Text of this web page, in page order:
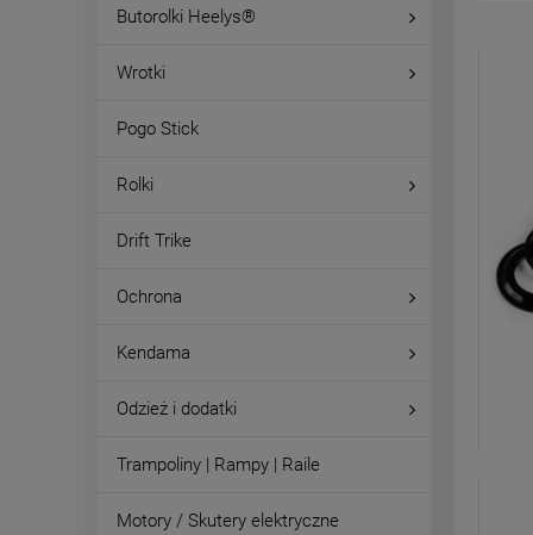
Butorolki Heelys®
Wrotki
Pogo Stick
Rolki
Drift Trike
Ochrona
Kendama
Odzież i dodatki
Trampoliny | Rampy | Raile
Motory / Skutery elektryczne